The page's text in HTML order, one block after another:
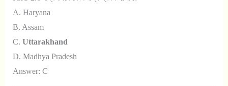
A. Haryana
B. Assam
C. Uttarakhand
D. Madhya Pradesh
Answer: C